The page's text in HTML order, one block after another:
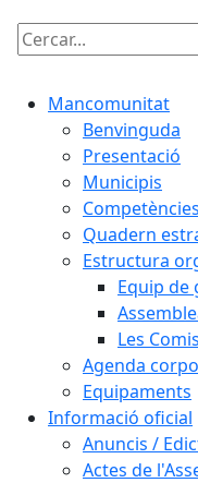
Cercar:
Mancomunitat
Benvinguda
Presentació
Municipis
Competències
Quadern
Estructura
Equip de
Les
Agenda
Equipaments
Informació oficial
Anuncis /
Actes de